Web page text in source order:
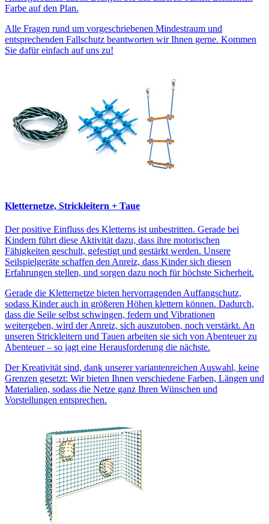
Farbe auf den Plan.
Alle Fragen rund um vorgeschriebenen Mindestraum und
entsprechenden Fallschutz beantworten wir Ihnen gerne. Kommen
Sie dafür einfach auf uns zu!
Kletternetze, Strickleitern + Taue
Der positive Einfluss des Kletterns ist unbestritten. Gerade bei
Kindern führt diese Aktivität dazu, dass ihre motorischen
Fähigkeiten geschult, gefestigt und gestärkt werden. Unsere
Seilspielgeräte schaffen den Anreiz, dass Kinder sich diesen
Erfahrungen stellen, und sorgen dazu noch für höchste Sicherheit.
Gerade die Kletternetze bieten hervorragenden Auffangschutz,
sodass Kinder auch in größeren Höhen klettern können. Dadurch,
dass die Seile selbst schwingen, federn und Vibrationen
weitergeben, wird der Anreiz, sich auszutoben, noch verstärkt. An
unseren Strickleitern und Tauen arbeiten sie sich von Abenteuer zu
Abenteuer – so jagt eine Herausforderung die nächste.
Der Kreativität sind, dank unserer variantenreichen Auswahl, keine
Grenzen gesetzt: Wir bieten Ihnen verschiedene Farben, Längen und
Materialien, sodass die Netze ganz Ihren Wünschen und
Vorstellungen entsprechen.